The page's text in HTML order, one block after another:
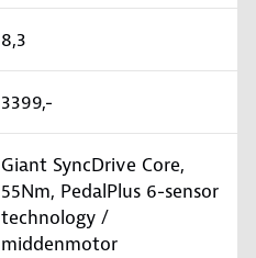
8,3
3399,-
Giant SyncDrive Core,
55Nm, PedalPlus 6-sensor
technology /
middenmotor